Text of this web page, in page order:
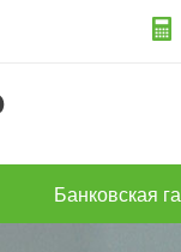
Банковская